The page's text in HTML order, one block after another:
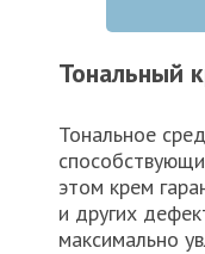
Тональный
Тональное
этом крем
и других
максимально